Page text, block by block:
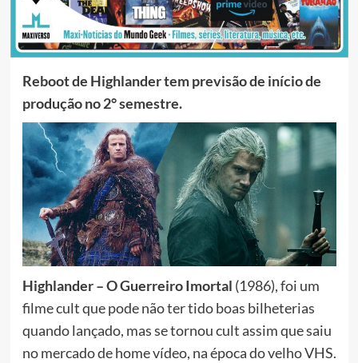
Reboot de Highlander tem previsão de início de
produção no 2° semestre.
Highlander – O Guerreiro Imortal (1986), foi um
filme cult que pode não ter tido boas bilheterias
quando lançado, mas se tornou cult assim que saiu
no mercado de home vídeo, na época do velho VHS.